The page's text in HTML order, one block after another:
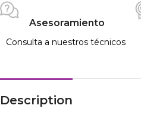
Asesoramiento
Consulta a nuestros técnicos
Description